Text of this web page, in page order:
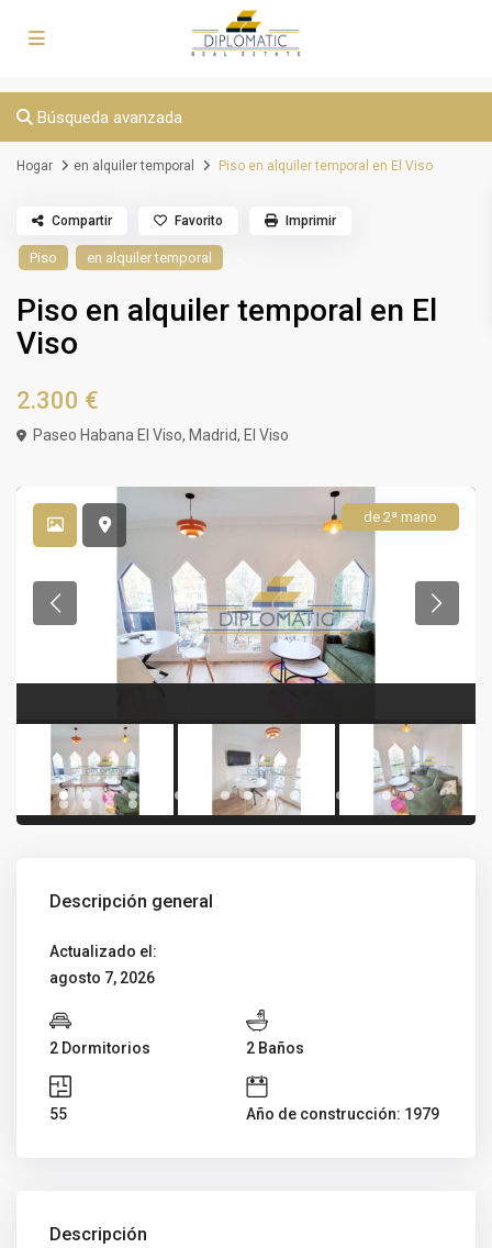
Búsqueda avanzada
Hogar en alquiler temporal Piso en alquiler temporal en El Viso
Piso en alquiler temporal
Piso en alquiler temporal en El
Viso
2.300 €
Paseo Habana El Viso, Madrid, El Viso
Compartir Favorito Imprimir
de 2ª mano
Descripción general
Actualizado el:
agosto 7, 2026
2 Dormitorios 2 Baños
55 Año de construcción: 1979
Descripción